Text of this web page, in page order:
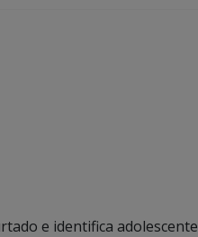
e identifica